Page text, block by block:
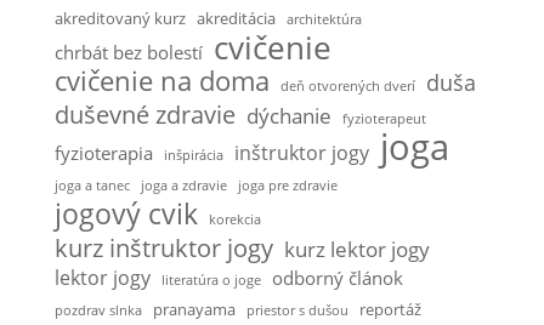
akreditovaný kurz akreditácia architektúra
chrbát bez bolestí cvičenie
cvičenie na doma deň otvorených dverí duša
duševné zdravie dýchanie fyzioterapeut
fyzioterapia inšpirácia inštruktor jogy joga
joga a tanec joga a zdravie joga pre zdravie
jogový cvik korekcia
kurz inštruktor jogy kurz lektor jogy
lektor jogy literatúra o joge odborný článok
pozdrav slnka pranayama priestor s dušou reportáž